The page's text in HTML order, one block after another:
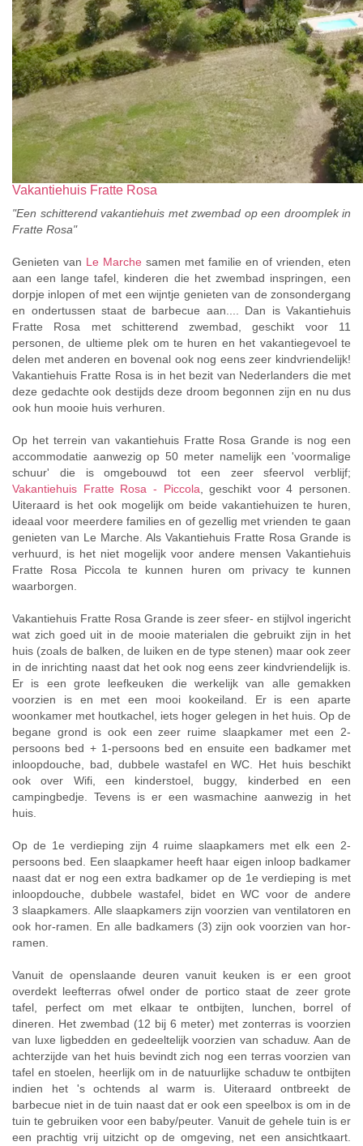
Vakantiehuis Fratte Rosa
"Een schitterend vakantiehuis met zwembad op een droomplek in
Fratte Rosa"
Genieten van Le Marche samen met familie en of vrienden, eten
aan een lange tafel, kinderen die het zwembad inspringen, een
dorpje inlopen of met een wijntje genieten van de zonsondergang
en ondertussen staat de barbecue aan.... Dan is Vakantiehuis
Fratte Rosa met schitterend zwembad, geschikt voor 11
personen, de ultieme plek om te huren en het vakantiegevoel te
delen met anderen en bovenal ook nog eens zeer kindvriendelijk!
Vakantiehuis Fratte Rosa is in het bezit van Nederlanders die met
deze gedachte ook destijds deze droom begonnen zijn en nu dus
ook hun mooie huis verhuren.
Op het terrein van vakantiehuis Fratte Rosa Grande is nog een
accommodatie aanwezig op 50 meter namelijk een 'voormalige
schuur' die is omgebouwd tot een zeer sfeervol verblijf;
Vakantiehuis Fratte Rosa - Piccola , geschikt voor 4 personen.
Uiteraard is het ook mogelijk om beide vakantiehuizen te huren,
ideaal voor meerdere families en of gezellig met vrienden te gaan
genieten van Le Marche. Als Vakantiehuis Fratte Rosa Grande is
verhuurd, is het niet mogelijk voor andere mensen Vakantiehuis
Fratte Rosa Piccola te kunnen huren om privacy te kunnen
waarborgen.
Vakantiehuis Fratte Rosa Grande is zeer sfeer- en stijlvol ingericht
wat zich goed uit in de mooie materialen die gebruikt zijn in het
huis (zoals de balken, de luiken en de type stenen) maar ook zeer
in de inrichting naast dat het ook nog eens zeer kindvriendelijk is.
Er is een grote leefkeuken die werkelijk van alle gemakken
voorzien is en met een mooi kookeiland. Er is een aparte
woonkamer met houtkachel, iets hoger gelegen in het huis. Op de
begane grond is ook een zeer ruime slaapkamer met een 2-
persoons bed + 1-persoons bed en ensuite een badkamer met
inloopdouche, bad, dubbele wastafel en WC. Het huis beschikt
ook over Wifi, een kinderstoel, buggy, kinderbed en een
campingbedje. Tevens is er een wasmachine aanwezig in het
huis.
Op de 1e verdieping zijn 4 ruime slaapkamers met elk een 2-
persoons bed. Een slaapkamer heeft haar eigen inloop badkamer
naast dat er nog een extra badkamer op de 1e verdieping is met
inloopdouche, dubbele wastafel, bidet en WC voor de andere
3 slaapkamers. Alle slaapkamers zijn voorzien van ventilatoren en
ook hor-ramen. En alle badkamers (3) zijn ook voorzien van hor-
ramen.
Vanuit de openslaande deuren vanuit keuken is er een groot
overdekt leefterras ofwel onder de portico staat de zeer grote
tafel, perfect om met elkaar te ontbijten, lunchen, borrel of
dineren. Het zwembad (12 bij 6 meter) met zonterras is voorzien
van luxe ligbedden en gedeeltelijk voorzien van schaduw. Aan de
achterzijde van het huis bevindt zich nog een terras voorzien van
tafel en stoelen, heerlijk om in de natuurlijke schaduw te ontbijten
indien het 's ochtends al warm is. Uiteraard ontbreekt de
barbecue niet in de tuin naast dat er ook een speelbox is om in de
tuin te gebruiken voor een baby/peuter. Vanuit de gehele tuin is er
een prachtig vrij uitzicht op de omgeving, net een ansichtkaart.